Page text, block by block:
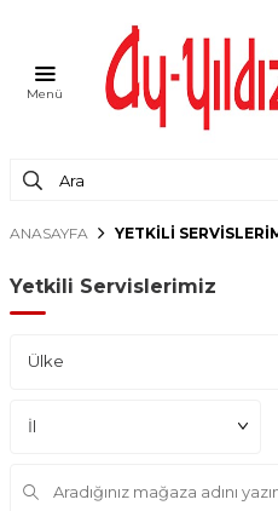
Menü
ANASAYFA YETKILI
Yetkili Servislerimiz
Ülke
İl